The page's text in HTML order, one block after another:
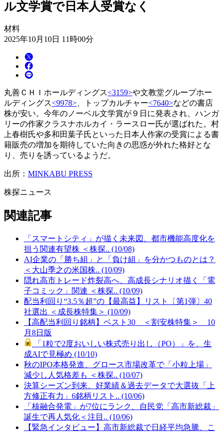
ル文学賞で日本人受賞なく
材料
2025年10月10日 11時00分
丸善ＣＨＩホールディングス<3159>や文教堂グループホー
ルディングス<9978>、トップカルチャー<7640>などの書店
株が安い。今年のノーベル文学賞が９日に発表され、ハンガ
リーの作家クラスナホルカイ・ラースロー氏が選ばれた。村
上春樹氏や多和田葉子氏といった日本人作家の受賞による書
籍販売の増加を期待していた向きの思惑が外れた格好とな
り、売りを誘っているようだ。
出所： MINKABU PRESS
株探ニュース
関連記事
「スマートシティ」が描く未来図、都市機能高度化を
担う関連有望株 ＜株探.. (10/08)
AI企業の「勝ち組」と「負け組」を分かつものとは？
＜大山季之の米国株.. (10/09)
隠れ高市トレード炸裂高へ、高成長シナリオ描く「電
子コミック」関連 ＜株探.. (10/09)
配当利回り“3.5％超”の【最高益】リスト〔第1弾〕40
社選出 ＜成長株特集＞ (10/09)
【高配当利回り銘柄】ベスト30 ＜割安株特集＞ 10
月8日版
「1粒で2度おいしい株式売り出し（PO）」を、生
成AIで見極め (10/10)
秋のIPO本格発進、グロース市場改革で「小粒上場」
減少し人気格差も ＜株探.. (10/07)
決算シーズン到来、好業績＆過去データで大選抜「上
方修正有力」6銘柄リスト.. (10/06)
「核融合発電」が7位にランク、自民党「高市新総裁」
誕生で再人気化＜注目.. (10/06)
【緊急インタビュー】高市新総裁で日経平均急騰、こ